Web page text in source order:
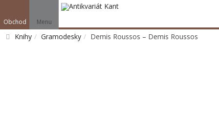
Obchod Menu
Knihy Gramodesky Demis Roussos – Demis Roussos